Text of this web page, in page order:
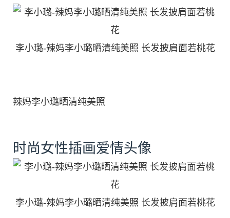
李小璐-辣妈李小璐晒清纯美照 长发披肩面若桃花
辣妈李小璐晒清纯美照
时尚女性插画爱情头像
李小璐-辣妈李小璐晒清纯美照 长发披肩面若桃花